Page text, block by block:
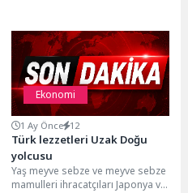
Ekonomi
1 Ay Önce 12
Türk lezzetleri Uzak Doğu
yolcusu
Yaş meyve sebze ve meyve sebze
mamulleri ihracatçıları Japonya ve